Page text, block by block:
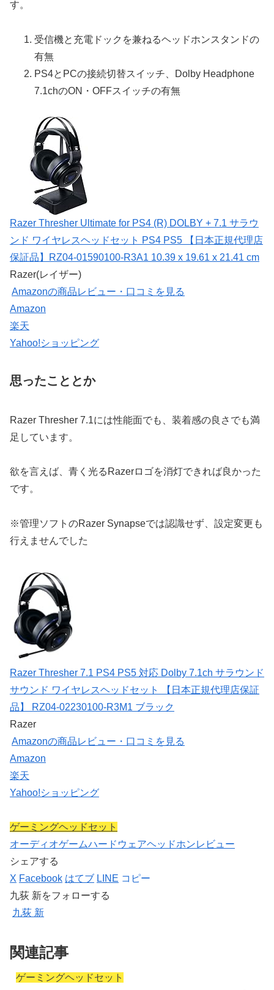
す。
受信機と充電ドックを兼ねるヘッドホンスタンドの
有無
PS4とPCの接続切替スイッチ、Dolby Headphone
7.1chのON・OFFスイッチの有無
Razer Thresher Ultimate for PS4 (R) DOLBY + 7.1 サラウ
ンド ワイヤレスヘッドセット PS4 PS5 【日本正規代理店
保証品】RZ04-01590100-R3A1 10.39 x 19.61 x 21.41 cm
Razer(レイザー)
Amazonの商品レビュー・口コミを見る
Amazon
楽天
Yahoo!ショッピング
思ったこととか
Razer Thresher 7.1には性能面でも、装着感の良さでも満
足しています。
欲を言えば、青く光るRazerロゴを消灯できれば良かった
です。
※管理ソフトのRazer Synapseでは認識せず、設定変更も
行えませんでした
Razer Thresher 7.1 PS4 PS5 対応 Dolby 7.1ch サラウンド
サウンド ワイヤレスヘッドセット 【日本正規代理店保証
品】 RZ04-02230100-R3M1 ブラック
Razer
Amazonの商品レビュー・口コミを見る
Amazon
楽天
Yahoo!ショッピング
ゲーミングヘッドセット
オーディオゲームハードウェアヘッドホンレビュー
シェアする
X Facebook はてブ LINE コピー
九荻 新をフォローする
九荻 新
関連記事
ゲーミングヘッドセット